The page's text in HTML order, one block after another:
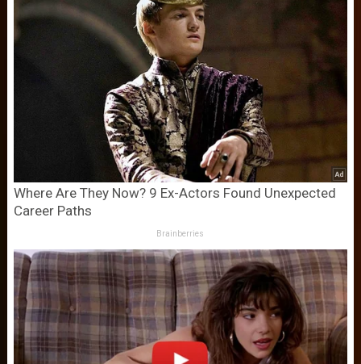
Where Are They Now? 9 Ex-Actors Found Unexpected
Career Paths
Brainberries